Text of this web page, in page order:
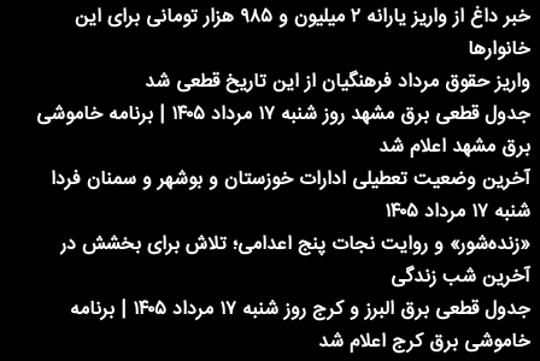
خبر داغ از واریز یارانه ۲ میلیون و ۹۸۵ هزار تومانی برای این
خانوارها
واریز حقوق مرداد فرهنگیان از این تاریخ قطعی شد
جدول قطعی برق مشهد روز شنبه ۱۷ مرداد ۱۴۰۵ | برنامه خاموشی
برق مشهد اعلام شد
آخرین وضعیت تعطیلی ادارات خوزستان و بوشهر و سمنان فردا
شنبه ۱۷ مرداد ۱۴۰۵
«زنده‌شور» و روایت نجات پنج اعدامی؛ تلاش برای بخشش در
آخرین شب زندگی
جدول قطعی برق البرز و کرج روز شنبه ۱۷ مرداد ۱۴۰۵ | برنامه
خاموشی برق کرج اعلام شد